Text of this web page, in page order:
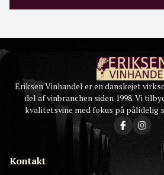
Eriksen Vinhandel er en danskejet
del af vinbranchen siden 1998. Vi
kvalitetsvine med fokus på pålidelig
Kontakt